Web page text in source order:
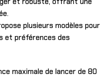
plusieurs modèles pour
et préférences des
maximale de lancer de 80